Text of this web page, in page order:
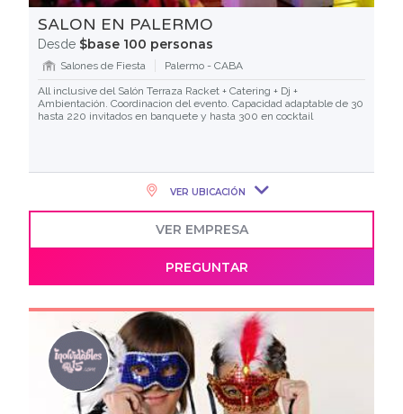
SALON EN PALERMO
Desde $base 100 personas
Salones de Fiesta
Palermo - CABA
All inclusive del Salón Terraza Racket + Catering + Dj +
Ambientación. Coordinacion del evento. Capacidad adaptable de 30
hasta 220 invitados en banquete y hasta 300 en cocktail
VER UBICACIÓN
VER EMPRESA
PREGUNTAR